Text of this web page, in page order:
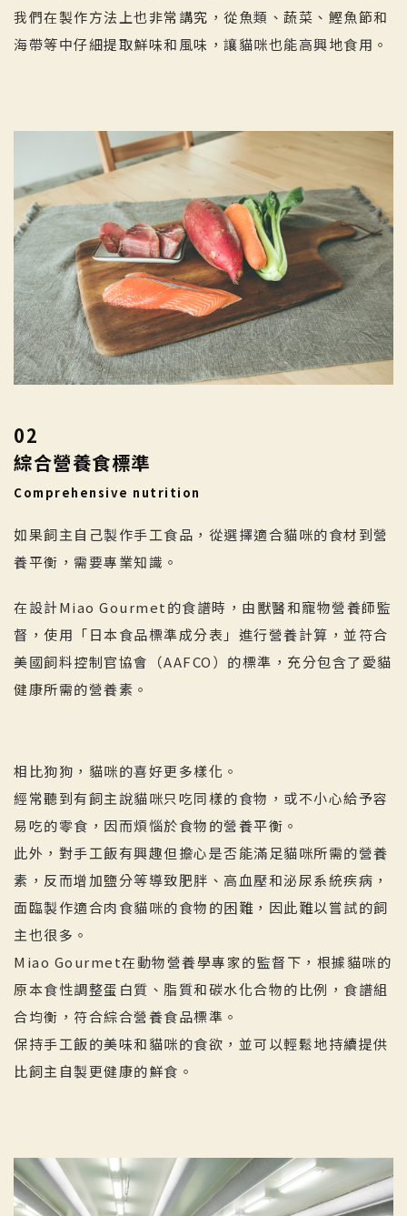
我們在製作方法上也非常講究，從魚類、蔬菜、鰹魚節和
海帶等中仔細提取鮮味和風味，讓貓咪也能高興地食用。
02
綜合營養食標準
Comprehensive nutrition
如果飼主自己製作手工食品，從選擇適合貓咪的食材到營
養平衡，需要專業知識。
在設計Miao Gourmet的食譜時，由獸醫和寵物營養師監
督，使用「日本食品標準成分表」進行營養計算，並符合
美國飼料控制官協會（AAFCO）的標準，充分包含了愛貓
健康所需的營養素。
相比狗狗，貓咪的喜好更多樣化。
經常聽到有飼主說貓咪只吃同樣的食物，或不小心給予容
易吃的零食，因而煩惱於食物的營養平衡。
此外，對手工飯有興趣但擔心是否能滿足貓咪所需的營養
素，反而增加鹽分等導致肥胖、高血壓和泌尿系統疾病，
面臨製作適合肉食貓咪的食物的困難，因此難以嘗試的飼
主也很多。
Miao Gourmet在動物營養學專家的監督下，根據貓咪的
原本食性調整蛋白質、脂質和碳水化合物的比例，食譜組
合均衡，符合綜合營養食品標準。
保持手工飯的美味和貓咪的食欲，並可以輕鬆地持續提供
比飼主自製更健康的鮮食。